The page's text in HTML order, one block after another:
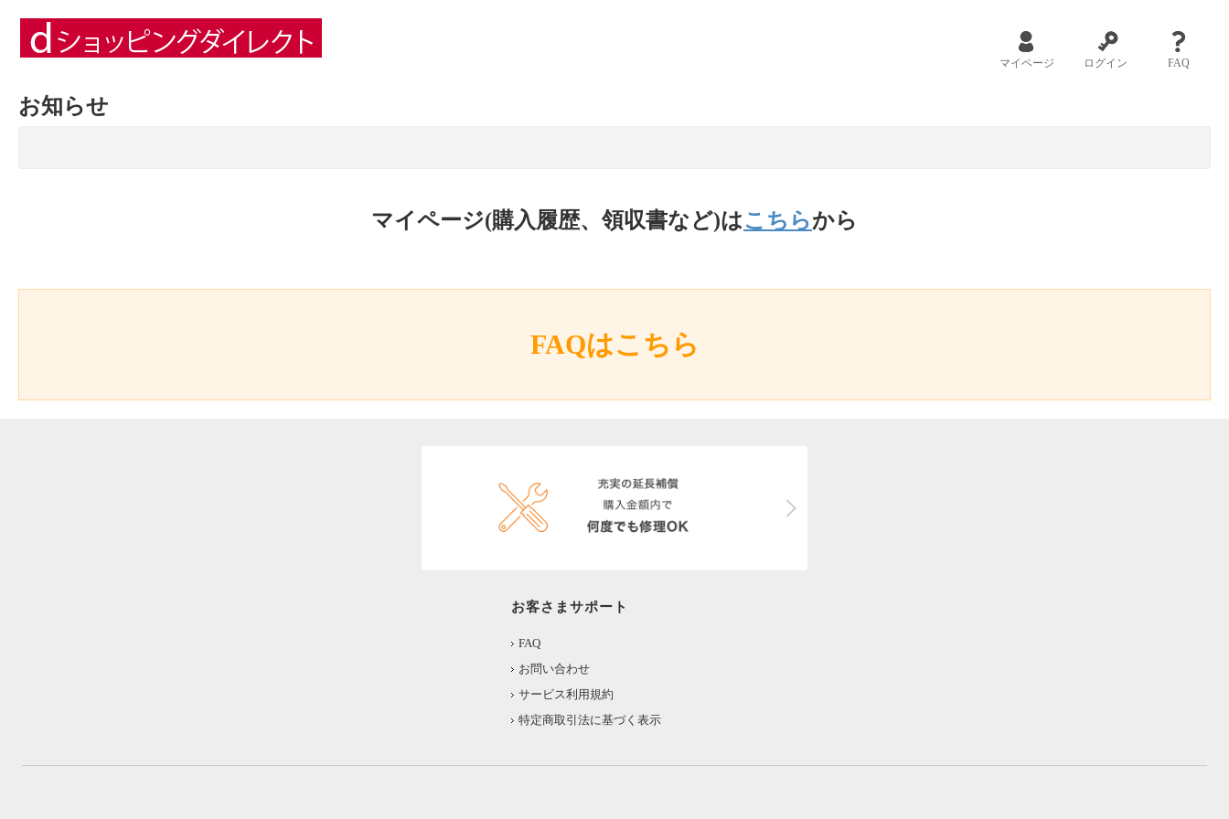
マイページ ログイン FAQ
お知らせ
マイページ(購入履歴、領収書など)はこちらから
FAQはこちら
お客さまサポート
FAQ
お問い合わせ
サービス利用規約
特定商取引法に基づく表示